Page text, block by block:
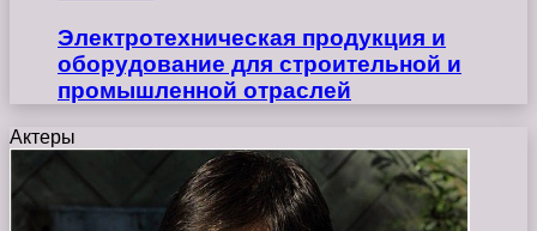
Электротехническая продукция и
оборудование для строительной и
промышленной отраслей
Актеры